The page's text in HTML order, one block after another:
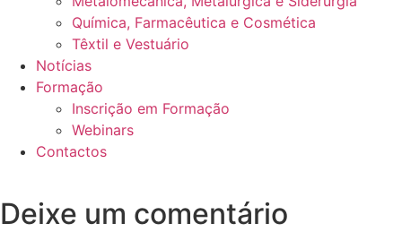
Química, Farmacêutica e Cosmética
Têxtil e Vestuário
Notícias
Formação
Inscrição em Formação
Webinars
Contactos
Deixe um comentário